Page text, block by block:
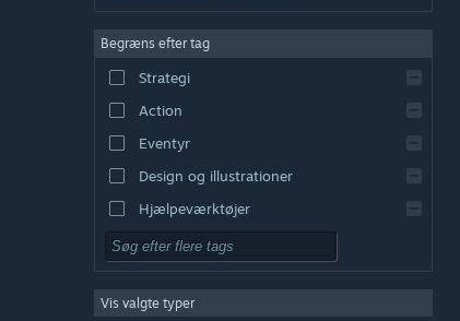
Begræns efter tag
Strategi
Action
Eventyr
Design og illustrationer
Hjælpeværktøjer
Gratis at spille
Massiv multiplayer
Vis valgte typer